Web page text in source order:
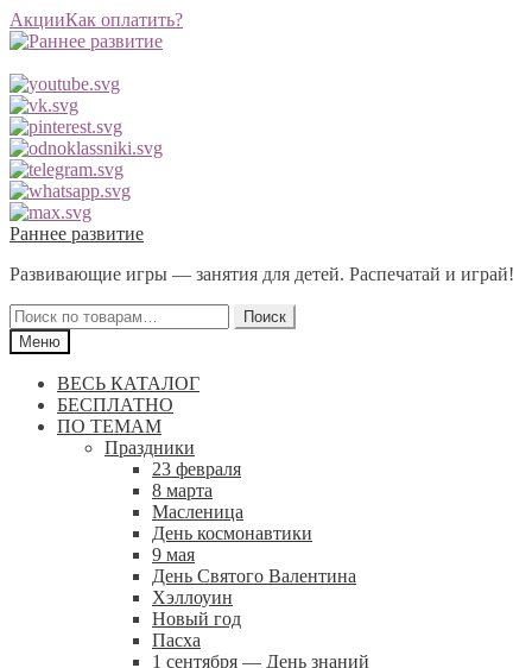
АкцииКак оплатить?
Перейти
навигации
Перейти
содержимому
Раннее развитие
Развивающие игры — занятия для детей. Распечатай и играй!
Искать:
Поиск
Меню
ВЕСЬ КАТАЛОГ
БЕСПЛАТНО
ПО ТЕМАМ
Праздники
23 февраля
8 марта
Масленица
День космонавтики
9 мая
День Святого Валентина
Хэллоуин
Новый год
Пасха
1 сентября — День знаний